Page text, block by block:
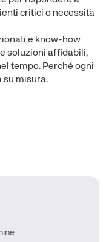
critici o necessità
e know-how
soluzioni affidabili,
tempo. Perché ogni
su misura.